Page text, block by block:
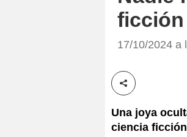
ficción
17/10/2024 a
Compartir esta
Una joya
ciencia